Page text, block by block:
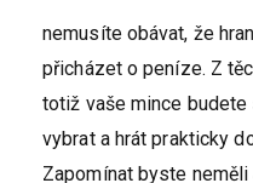
nemusíte obávat, že
přicházet o peníze. Z
totiž vaše mince
vybrat a hrát prakticky
Zapomínat byste